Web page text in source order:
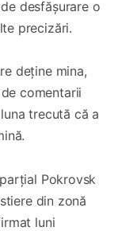
desfășurare o
precizări.
deține mina,
comentarii
trecută că a
Pokrovsk
din zonă
luni